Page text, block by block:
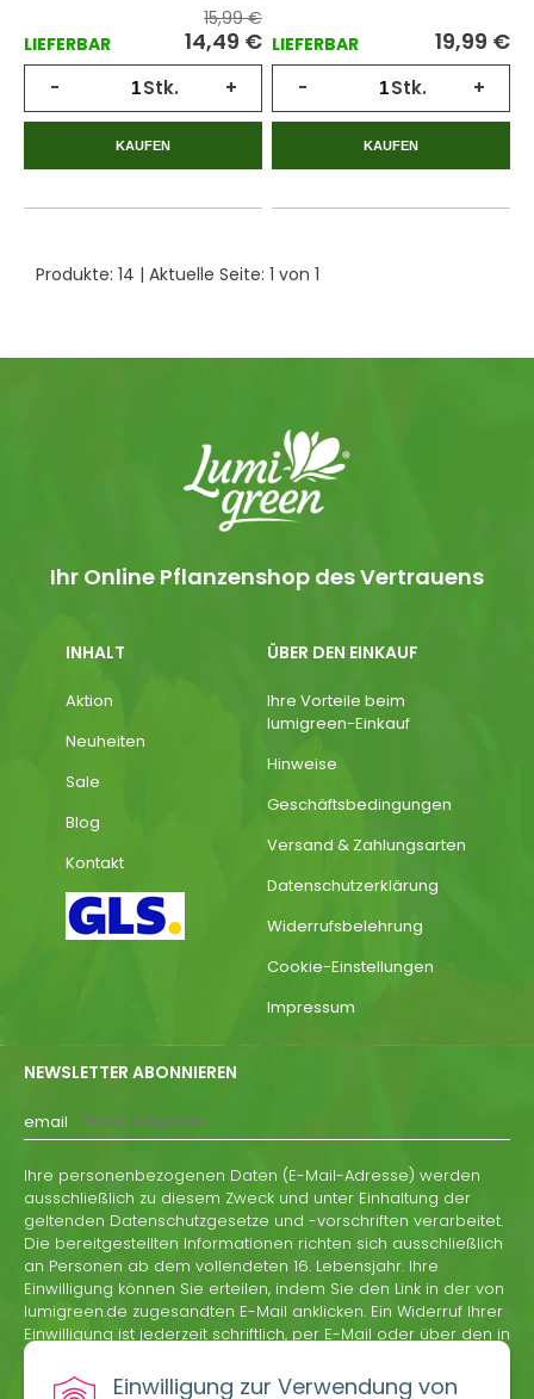
Einwilligung zur Verwendung von
LIEFERBAR
15,99 €
14,49 €
- Stk. +
KAUFEN
LIEFERBAR 19,99 €
- Stk. +
KAUFEN
Produkte: 14 | Aktuelle Seite: 1 von 1
Ihr Online Pflanzenshop des Vertrauens
INHALT
Aktion
Neuheiten
Sale
Blog
Kontakt
ÜBER DEN EINKAUF
Ihre Vorteile beim
lumigreen-Einkauf
Hinweise
Geschäftsbedingungen
Versand & Zahlungsarten
Datenschutzerklärung
Widerrufsbelehrung
Cookie-Einstellungen
Impressum
NEWSLETTER ABONNIEREN
email
Ihre personenbezogenen Daten (E-Mail-Adresse) werden
ausschließlich zu diesem Zweck und unter Einhaltung der
geltenden Datenschutzgesetze und -vorschriften verarbeitet.
Die bereitgestellten Informationen richten sich ausschließlich
an Personen ab dem vollendeten 16. Lebensjahr. Ihre
Einwilligung können Sie erteilen, indem Sie den Link in der von
lumigreen.de zugesandten E-Mail anklicken. Ein Widerruf Ihrer
Einwilligung ist jederzeit schriftlich, per E-Mail oder über den in
jeder Informations-E-Mail von lumigreen.de enthaltenen
Abmeldelink möglich.